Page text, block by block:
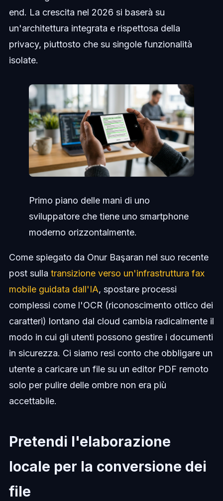
end. La crescita nel 2026 si baserà su
un'architettura integrata e rispettosa della
privacy, piuttosto che su singole funzionalità
isolate.
Primo piano delle mani di uno
sviluppatore che tiene uno smartphone
moderno orizzontalmente.
Come spiegato da Onur Başaran nel suo recente
post sulla transizione verso un'infrastruttura fax
mobile guidata dall'IA, spostare processi
complessi come l'OCR (riconoscimento ottico dei
caratteri) lontano dal cloud cambia radicalmente il
modo in cui gli utenti possono gestire i documenti
in sicurezza. Ci siamo resi conto che obbligare un
utente a caricare un file su un editor PDF remoto
solo per pulire delle ombre non era più
accettabile.
Pretendi l'elaborazione
locale per la conversione dei
file